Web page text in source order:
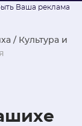
/ Культура и